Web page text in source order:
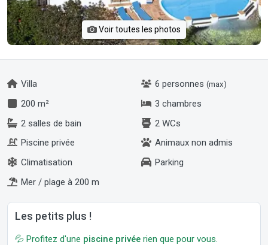
Voir toutes les photos
Villa 6 personnes (max)
200 m²
3 chambres
2 salles de bain
2 WCs
Piscine privée
Animaux non admis
Climatisation
Parking
Mer / plage à 200 m
Les petits plus !
💦 Profitez d'une piscine privée rien que pour vous.